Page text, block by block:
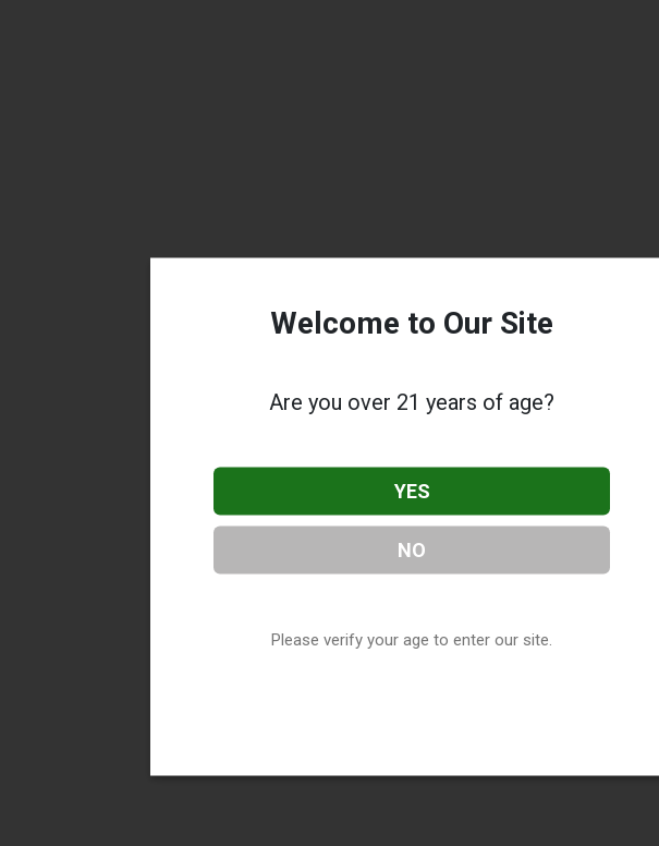
Welcome to Our Site
Are you over 21 years of age?
YES
NO
Please verify your age to enter our site.